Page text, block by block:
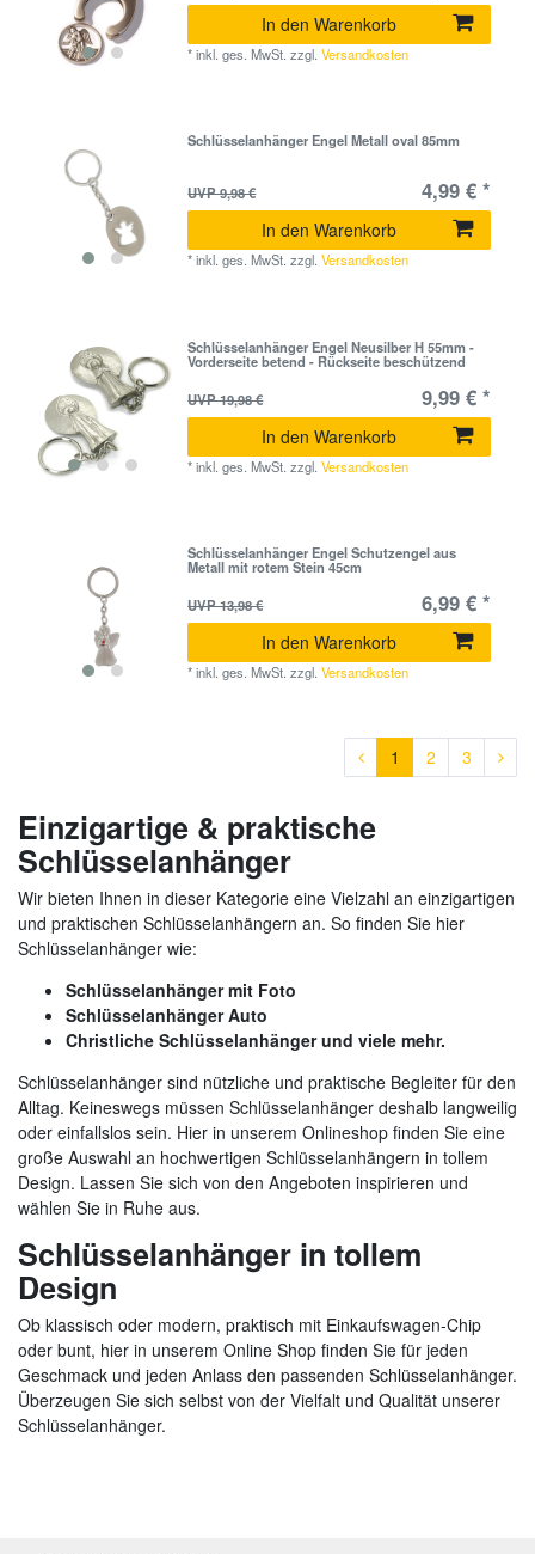
In den Warenkorb
*inkl. ges. MwSt. zzgl.Versandkosten
Schlüsselanhänger Engel Metall oval 85mm
UVP 9,98 € 4,99 € *
In den Warenkorb
*inkl. ges. MwSt. zzgl.Versandkosten
Schlüsselanhänger Engel Neusilber H 55mm -
Vorderseite betend - Rückseite beschützend
UVP 19,98 €
9,99 € *
In den Warenkorb
*inkl. ges. MwSt. zzgl.Versandkosten
Schlüsselanhänger Engel Schutzengel aus
Metall mit rotem Stein 45cm
UVP 13,98 €
6,99 € *
In den Warenkorb
*inkl. ges. MwSt. zzgl.Versandkosten
1 2 3
Einzigartige & praktische
Schlüsselanhänger
Wir bieten Ihnen in dieser Kategorie eine Vielzahl an einzigartigen
und praktischen Schlüsselanhängern an. So finden Sie hier
Schlüsselanhänger wie:
Schlüsselanhänger mit Foto
Schlüsselanhänger Auto
Christliche Schlüsselanhänger und viele mehr.
Schlüsselanhänger sind nützliche und praktische Begleiter für den
Alltag. Keineswegs müssen Schlüsselanhänger deshalb langweilig
oder einfallslos sein. Hier in unserem Onlineshop finden Sie eine
große Auswahl an hochwertigen Schlüsselanhängern in tollem
Design. Lassen Sie sich von den Angeboten inspirieren und
wählen Sie in Ruhe aus.
Schlüsselanhänger in tollem
Design
Ob klassisch oder modern, praktisch mit Einkaufswagen-Chip
oder bunt, hier in unserem Online Shop finden Sie für jeden
Geschmack und jeden Anlass den passenden Schlüsselanhänger.
Überzeugen Sie sich selbst von der Vielfalt und Qualität unserer
Schlüsselanhänger.